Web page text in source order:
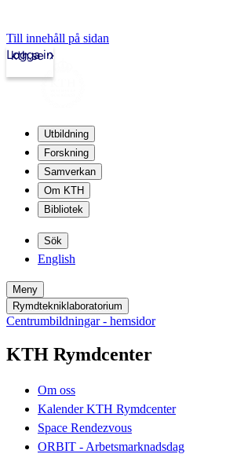
Till innehåll på sidan
kth.se
Logga in
Utbildning
Forskning
Samverkan
Om KTH
Bibliotek
Sök
English
Meny
Rymdtekniklaboratorium
Centrumbildningar - hemsidor
KTH Rymdcenter
Om oss
Kalender KTH Rymdcenter
Space Rendezvous
ORBIT - Arbetsmarknadsdag